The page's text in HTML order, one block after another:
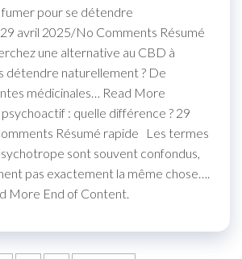
pour se détendre
avril 2025/No Comments Résumé
une alternative au CBD à
détendre naturellement ? De
médicinales… Read More
: quelle différence ? 29
Résumé rapide Les termes
sont souvent confondus,
pas exactement la même chose….
More End of Content.